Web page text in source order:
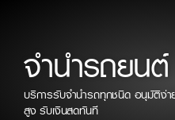
จำนำรถยนต์
บริการรับจำนำรถทุกชนิด อนุมัติง่า
สูง รับเงินสดทันที